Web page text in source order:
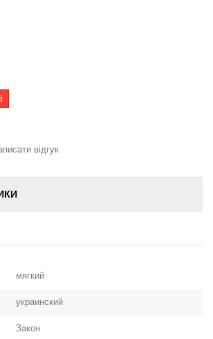
відгук
мягкий
украинский
Закон